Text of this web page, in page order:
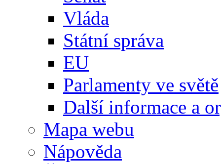
Vláda
Státní správa
EU
Parlamenty ve světě
Další informace a
Mapa webu
Nápověda